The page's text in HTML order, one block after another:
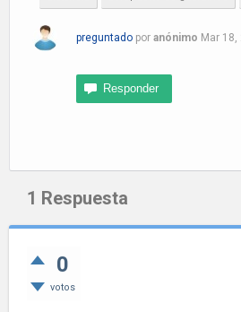
preguntado por anónimo Mar 18,
1 Respuesta
0
votos